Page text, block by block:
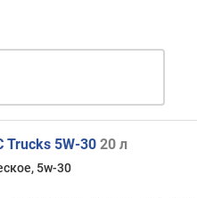
Trucks 5W-30 20 л
5w-30